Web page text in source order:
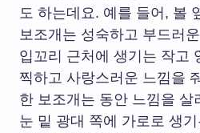
도 하는데요. 예를 들어, 볼
보조개는 성숙하고 부드러
입꼬리 근처에 생기는 작고
찍하고 사랑스러운 느낌을
한 보조개는 동안 느낌을 살
눈 밑 광대 쪽에 가로로 생기